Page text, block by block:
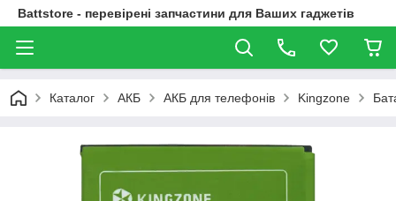
Battstore - перевірені запчастини для Ваших гаджетів
Каталог АКБ АКБ для телефонів Kingzone